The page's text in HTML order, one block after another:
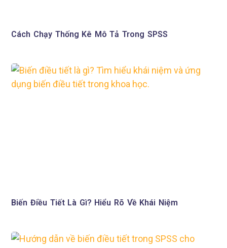
Cách Chạy Thống Kê Mô Tả Trong SPSS
Biến Điều Tiết Là Gì? Hiểu Rõ Về Khái Niệm